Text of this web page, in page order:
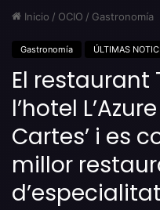
Inicio / OCIO / Gastronomía
Gastronomía ÚLTIMAS
El restaurant
l’hotel
Cartes’ i es
millor